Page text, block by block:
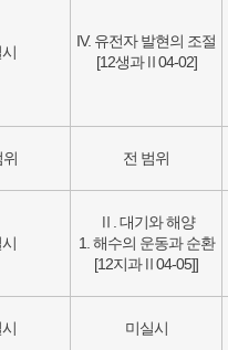
IV. 유전자 발현의 조절
[12생과Ⅱ04-02]
위 전 범위
Ⅱ. 대기와 해양
1. 해수의 운동과 순환
[12지과Ⅱ04-05]]
미실시